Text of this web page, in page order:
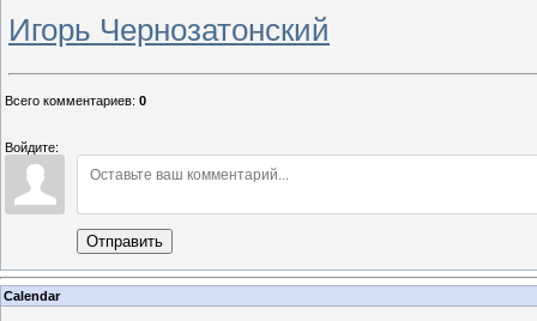
Игорь Чернозатонский
Всего комментариев: 0
Войдите:
Отправить
Calendar